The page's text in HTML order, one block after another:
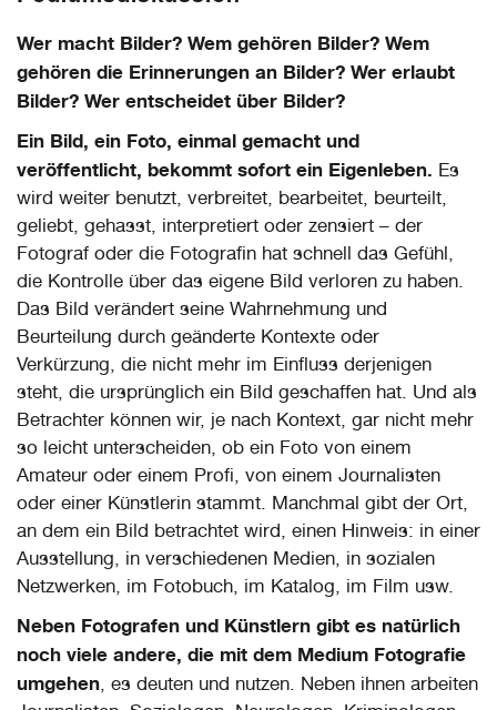
Wer macht Bilder? Wem gehören Bilder? Wem
gehören die Erinnerungen an Bilder? Wer erlaubt
Bilder? Wer entscheidet über Bilder?
Ein Bild, ein Foto, einmal gemacht und
veröffentlicht, bekommt sofort ein Eigenleben. Es
wird weiter benutzt, verbreitet, bearbeitet, beurteilt,
geliebt, gehasst, interpretiert oder zensiert – der
Fotograf oder die Fotografin hat schnell das Gefühl,
die Kontrolle über das eigene Bild verloren zu haben.
Das Bild verändert seine Wahrnehmung und
Beurteilung durch geänderte Kontexte oder
Verkürzung, die nicht mehr im Einfluss derjenigen
steht, die ursprünglich ein Bild geschaffen hat. Und als
Betrachter können wir, je nach Kontext, gar nicht mehr
so leicht unterscheiden, ob ein Foto von einem
Amateur oder einem Profi, von einem Journalisten
oder einer Künstlerin stammt. Manchmal gibt der Ort,
an dem ein Bild betrachtet wird, einen Hinweis: in einer
Ausstellung, in verschiedenen Medien, in sozialen
Netzwerken, im Fotobuch, im Katalog, im Film usw.
Neben Fotografen und Künstlern gibt es natürlich
noch viele andere, die mit dem Medium Fotografie
umgehen , es deuten und nutzen. Neben ihnen arbeiten